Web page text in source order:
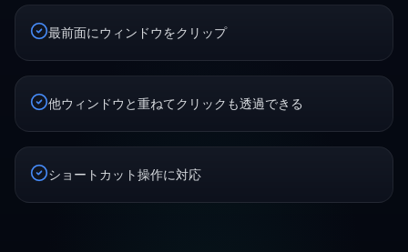
最前面にウィンドウをクリップ
他ウィンドウと重ねてクリックも透過できる
ショートカット操作に対応